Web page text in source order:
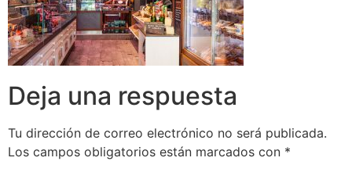
Deja una respuesta
Tu dirección de correo electrónico no será publicada.
Los campos obligatorios están marcados con *